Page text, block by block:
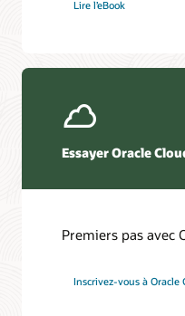
Lire l’eBook
Essayer Oracle
Premiers pas avec
Inscrivez-vous à Oracle